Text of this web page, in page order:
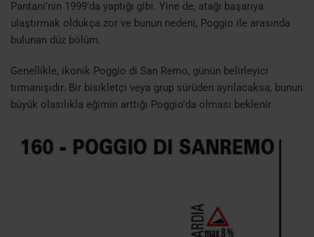
Pantani’nin 1999’da yaptığı gibi. Yine de, atağı başarıya
ulaştırmak oldukça zor ve bunun nedeni, Poggio ile arasında
bulunan düz bölüm.
Genellikle, ikonik Poggio di San Remo, günün belirleyici
tırmanışıdır. Bir bisikletçi veya grup sürüden ayrılacaksa, bunun
büyük olasılıkla eğimin arttığı Poggio’da olması beklenir.